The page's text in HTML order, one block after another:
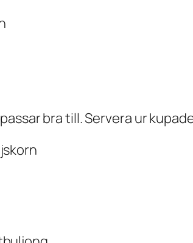
bra till. Servera ur